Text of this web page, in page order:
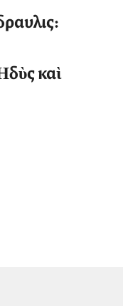
καὶ